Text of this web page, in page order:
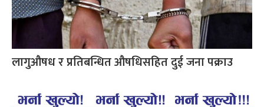
लागुऔषध र प्रतिबन्धित औषधिसहित दुई जना पक्राउ